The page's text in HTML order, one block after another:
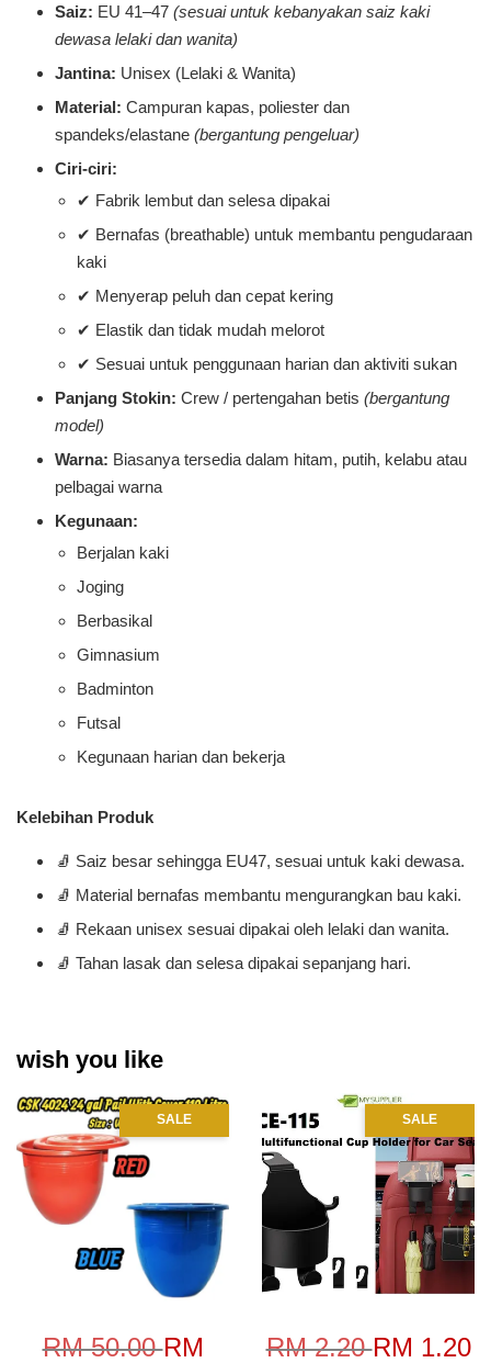
Saiz: EU 41–47 (sesuai untuk kebanyakan saiz kaki
dewasa lelaki dan wanita)
Jantina: Unisex (Lelaki & Wanita)
Material: Campuran kapas, poliester dan
spandeks/elastane (bergantung pengeluar)
Ciri-ciri:
✔ Fabrik lembut dan selesa dipakai
✔ Bernafas (breathable) untuk membantu pengudaraan
kaki
✔ Menyerap peluh dan cepat kering
✔ Elastik dan tidak mudah melorot
✔ Sesuai untuk penggunaan harian dan aktiviti sukan
Panjang Stokin: Crew / pertengahan betis (bergantung
model)
Warna: Biasanya tersedia dalam hitam, putih, kelabu atau
pelbagai warna
Kegunaan:
Berjalan kaki
Joging
Berbasikal
Gimnasium
Badminton
Futsal
Kegunaan harian dan bekerja
Kelebihan Produk
🧦 Saiz besar sehingga EU47, sesuai untuk kaki dewasa.
🧦 Material bernafas membantu mengurangkan bau kaki.
🧦 Rekaan unisex sesuai dipakai oleh lelaki dan wanita.
🧦 Tahan lasak dan selesa dipakai sepanjang hari.
wish you like
SALE
RM 50.00RM
SALE
RM 2.20RM 1.20